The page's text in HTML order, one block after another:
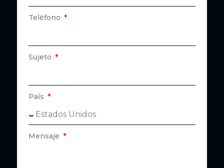
Teléfono
Sujeto
País
Mensaje